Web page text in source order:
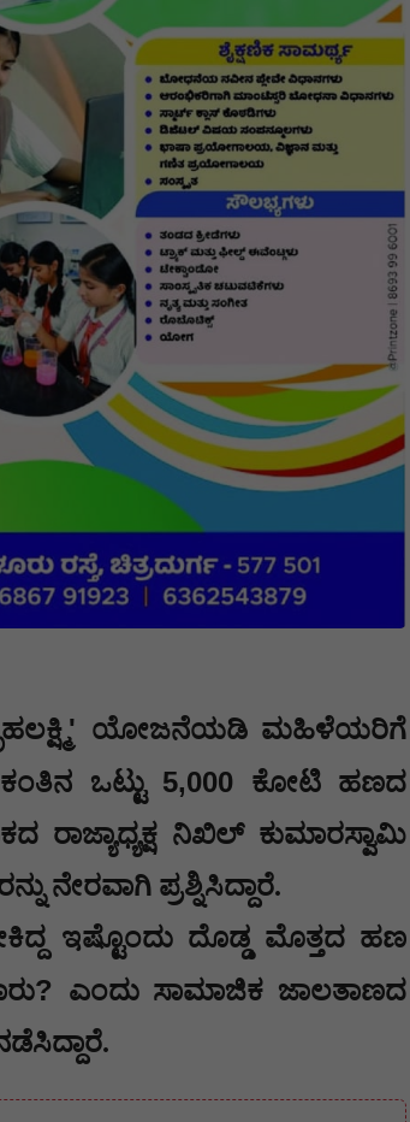
' ಯೋಜನೆಯಡಿ ಮಹಿಳೆಯರಿಗೆ
ಒಟ್ಟು 5,000 ಕೋಟಿ ಹಣದ
ನಿಖಿಲ್ ಕುಮಾರಸ್ವಾಮಿ
ನೇರವಾಗಿ ಪ್ರಶ್ನಿಸಿದ್ದಾರೆ.
ಇಷ್ಟೊಂದು ದೊಡ್ಡ ಮೊತ್ತದ ಹಣ
? ಎಂದು ಸಾಮಾಜಿಕ ಜಾಲತಾಣದ